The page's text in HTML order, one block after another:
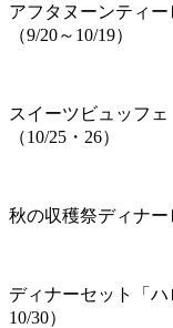
アフタヌーンティー
（9/20～10/19）
スイーツビュッフ
（10/25・26）
秋の収穫祭ディナー
ディナーセット「
10/30）